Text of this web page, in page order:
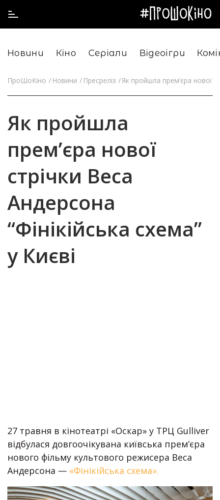
Новини Кіно Серіали Відеоігри
ПроШоКіно Новини Пресреліз Як пройшла прем’єра нової
Як пройшла
прем’єра нової
стрічки Веса
Андерсона
“Фінікійська схема”
у Києві
27 травня в кінотеатрі «Оскар» у ТРЦ Gulliver
відбулася довгоочікувана київська премʼєра
нового фільму культового режисера Веса
Андерсона — «Фінікійська схема».